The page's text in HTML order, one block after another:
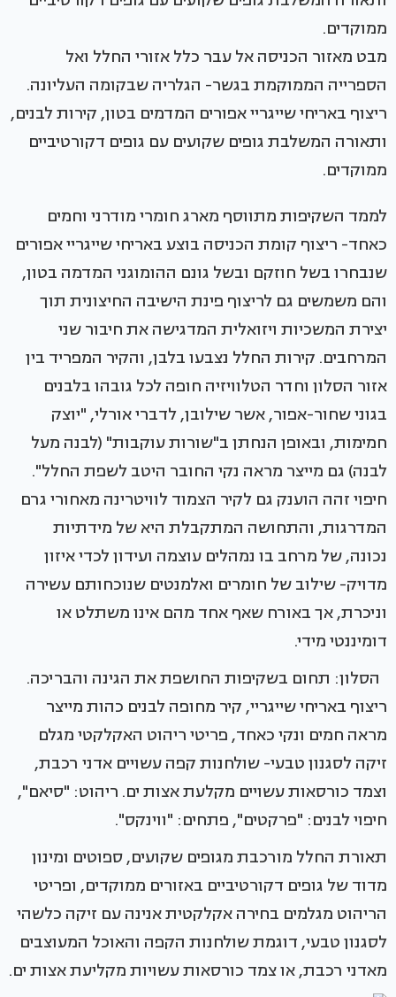
מבט מאזור הכניסה אל עבר כלל אזורי החלל ואל
הספרייה הממוקמת בגשר- הגלריה שבקומה העליונה.
ריצוף באריחי שייגריי אפורים המדמים בטון, קירות לבנים,
ותאורה המשלבת גופים שקועים עם גופים דקורטיביים
ממוקדים.
לממד השקיפות מתווסף מארג חומרי מודרני וחמים
כאחד- ריצוף קומת הכניסה בוצע באריחי שייגריי אפורים
שנבחרו בשל חוזקם ובשל גונם ההומוגני המדמה בטון,
והם משמשים גם לריצוף פינת הישיבה החיצונית תוך
יצירת המשכיות ויזואלית המדגישה את חיבור שני
המרחבים. קירות החלל נצבעו בלבן, והקיר המפריד בין
אזור הסלון וחדר הטלוויזיה חופה לכל גובהו בלבנים
בגוני שחור-אפור, אשר שילובן, לדברי אורלי, "יוצק
חמימות, ובאופן הנחתן ב"שורות עוקבות" (לבנה מעל
לבנה) גם מייצר מראה נקי החובר היטב לשפת החלל".
חיפוי זהה הוענק גם לקיר הצמוד לוויטרינה מאחורי גרם
המדרגות, והתחושה המתקבלת היא של מידתיות
נכונה, של מרחב בו נמהלים עוצמה ועידון לכדי איזון
מדויק- שילוב של חומרים ואלמנטים שנוכחותם עשירה
וניכרת, אך באורח שאף אחד מהם אינו משתלט או
דומיננטי מידי.
הסלון: תחום בשקיפות החושפת את הגינה והבריכה.
ריצוף באריחי שייגריי, קיר מחופה לבנים כהות מייצר
מראה חמים ונקי כאחד, פריטי ריהוט האקלקטי מגלם
זיקה לסגנון טבעי- שולחנות קפה עשויים אדני רכבת,
וצמד כורסאות עשויים מקלעת אצות ים. ריהוט: "סיאם",
חיפוי לבנים: "פרקטים", פתחים: "ווינקס".
תאורת החלל מורכבת מגופים שקועים, ספוטים ומינון
מדוד של גופים דקורטיביים באזורים ממוקדים, ופריטי
הריהוט מגלמים בחירה אקלקטית אנינה עם זיקה כלשהי
לסגנון טבעי, דוגמת שולחנות הקפה והאוכל המעוצבים
מאדני רכבת, או צמד כורסאות עשויות מקליעת אצות ים.